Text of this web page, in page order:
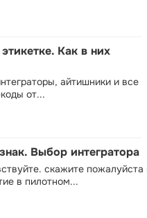
Как в них
айтишники и все
от...
Выбор интегратора
скажите пожалуйста
в пилотном...